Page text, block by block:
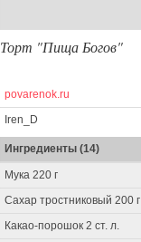
Торт "Пища Богов"
povarenok.ru
Iren_D
Ингредиенты (14)
Мука 220 г
Сахар тростниковый 200 г
Какао-порошок 2 ст. л.